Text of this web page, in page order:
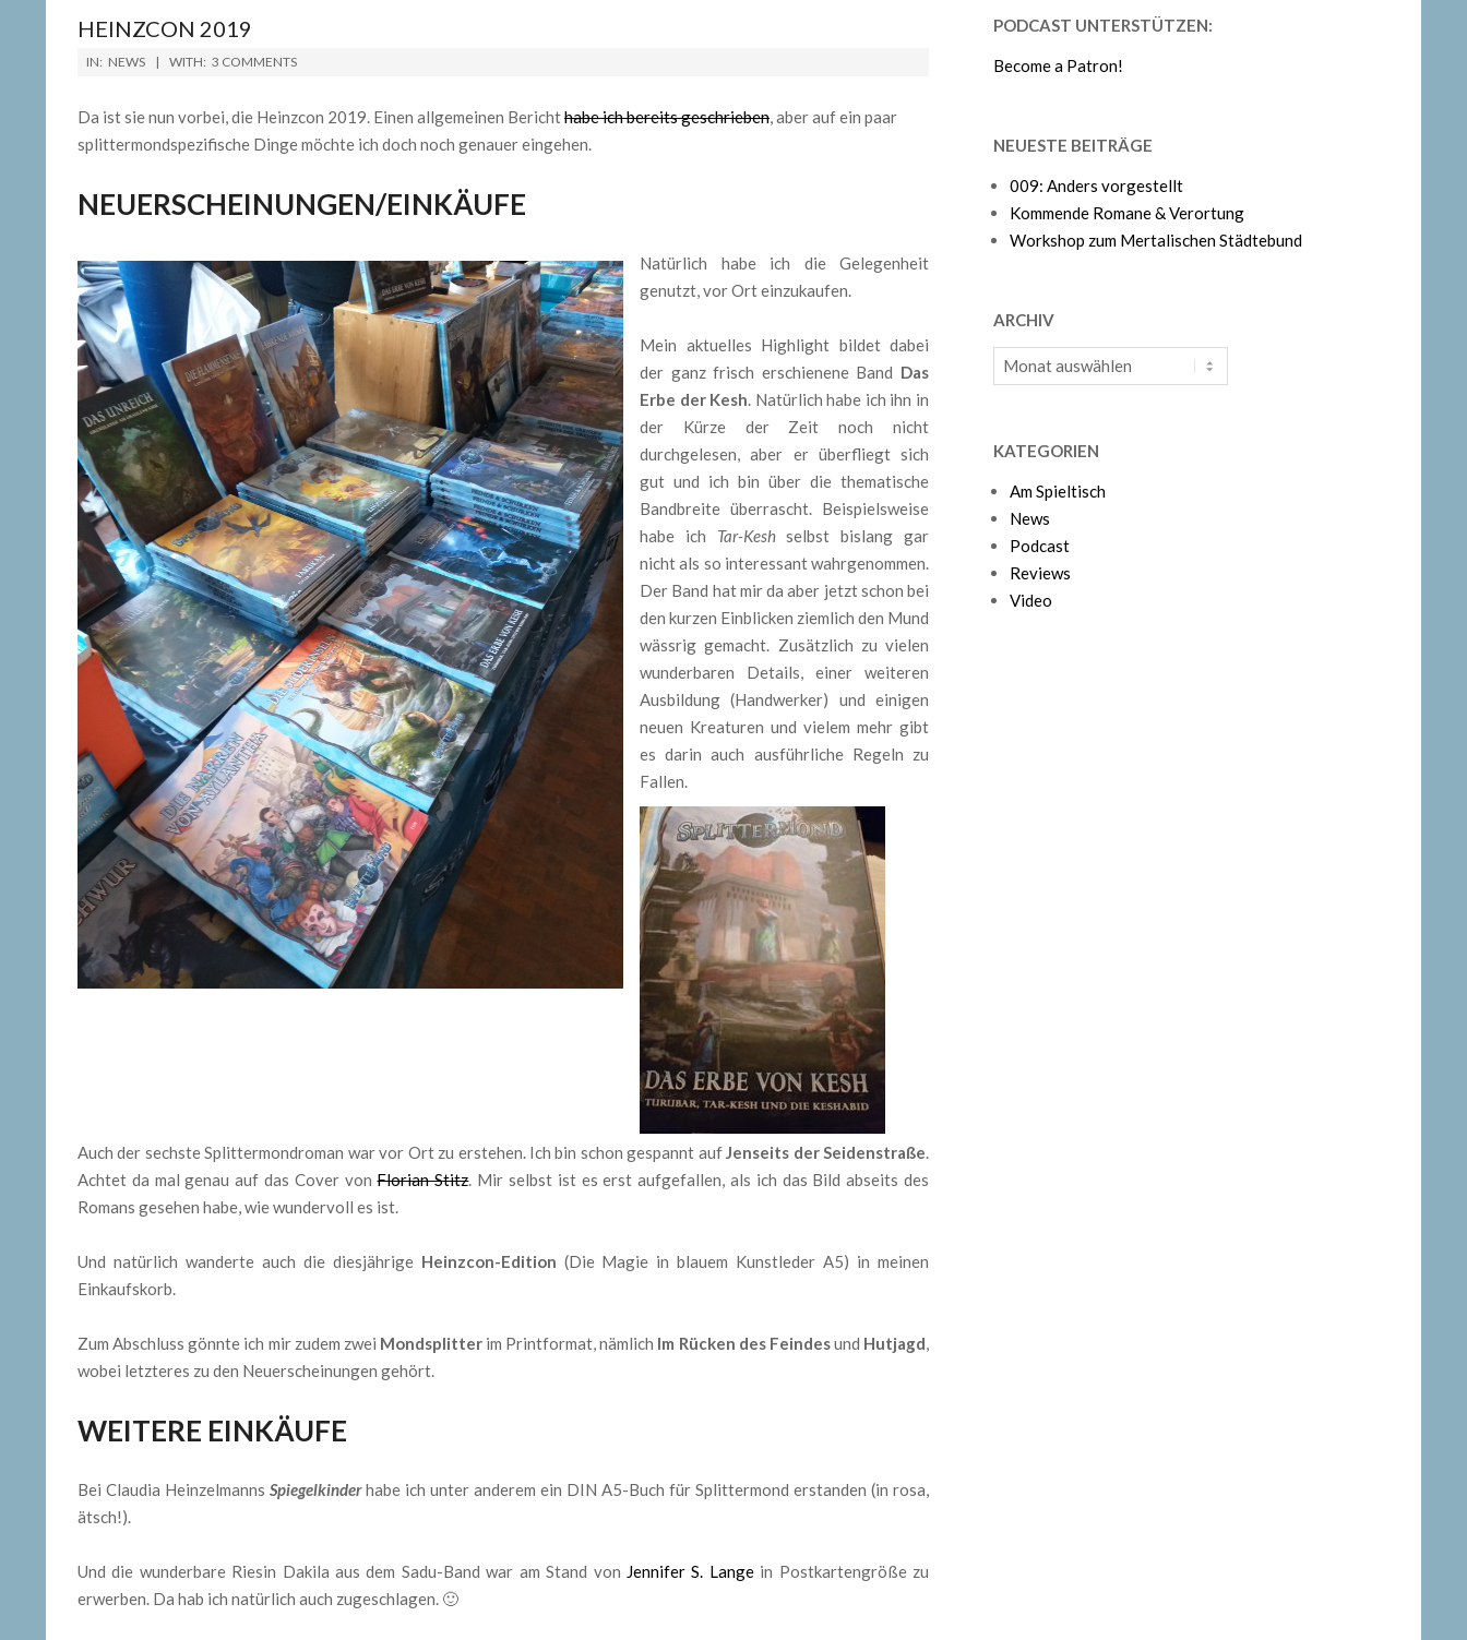
HEINZCON 2019
2019-
12
IN: NEWS WITH: 3 COMMENTS
Da ist sie nun vorbei, die Heinzcon 2019. Einen allgemeinen Berichthabe ich bereits geschrieben, aber auf ein paar
splittermondspezifische Dinge möchte ich doch noch genauer eingehen.
NEUERSCHEINUNGEN/EINKÄUFE
Natürlich habe ich die Gelegenheit
genutzt, vor Ort einzukaufen.
Mein aktuelles Highlight bildet dabei
der ganz frisch erschienene Band Das
Erbe der Kesh. Natürlich habe ich ihn in
der Kürze der Zeit noch nicht
durchgelesen, aber er überfliegt sich
gut und ich bin über die thematische
Bandbreite überrascht. Beispielsweise
habe ich Tar-Keshselbst bislang gar
nicht als so interessant wahrgenommen.
Der Band hat mir da aber jetzt schon bei
den kurzen Einblicken ziemlich den Mund
wässrig gemacht. Zusätzlich zu vielen
wunderbaren Details, einer weiteren
Ausbildung (Handwerker) und einigen
neuen Kreaturen und vielem mehr gibt
es darin auch ausführliche Regeln zu
Fallen.
Auch der sechste Splittermondroman war vor Ort zu erstehen. Ich bin schon gespannt aufJenseits der Seidenstraße.
Achtet da mal genau auf das Cover vonFlorian Stitz. Mir selbst ist es erst aufgefallen, als ich das Bild abseits des
Romans gesehen habe, wie wundervoll es ist.
Und natürlich wanderte auch die diesjährige Heinzcon-Edition (Die Magie in blauem Kunstleder A5) in meinen
Einkaufskorb.
Zum Abschluss gönnte ich mir zudem zwei Mondsplitterim Printformat, nämlich Im Rücken des Feindesund Hutjagd,
wobei letzteres zu den Neuerscheinungen gehört.
WEITERE EINKÄUFE
Bei Claudia Heinzelmanns Spiegelkinder habe ich unter anderem ein DIN A5-Buch für Splittermond erstanden (in rosa,
ätsch!).
Und die wunderbare Riesin Dakila aus dem Sadu-Band war am Stand von Jennifer S. Langein Postkartengröße zu
erwerben. Da hab ich natürlich auch zugeschlagen. 🙂
PODCAST UNTERSTÜTZEN:
Become a Patron!
NEUESTE BEITRÄGE
009: Anders vorgestellt
Kommende Romane & Verortung
Workshop zum Mertalischen Städtebund
ARCHIV
Archiv
KATEGORIEN
Am Spieltisch
News
Podcast
Reviews
Video